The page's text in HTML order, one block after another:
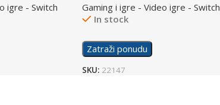
igre - Switch
Gaming i igre - Video igre - Switch
In stock
Zatraži ponudu
SKU: 22147